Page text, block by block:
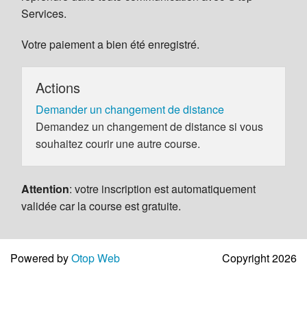
Services.
Votre paiement a bien été enregistré.
Actions
Demander un changement de distance
Demandez un changement de distance si vous
souhaitez courir une autre course.
Attention: votre inscription est automatiquement
validée car la course est gratuite.
Powered byOtop Web Copyright 2026